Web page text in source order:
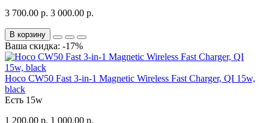
3 700.00 р. 3 000.00 р.
В корзину
Ваша скидка: -17%
Hoco CW50 Fast 3-in-1 Magnetic Wireless Fast Charger, QI 15w,
black
Есть 15w
1 200.00 р. 1 000.00 р.